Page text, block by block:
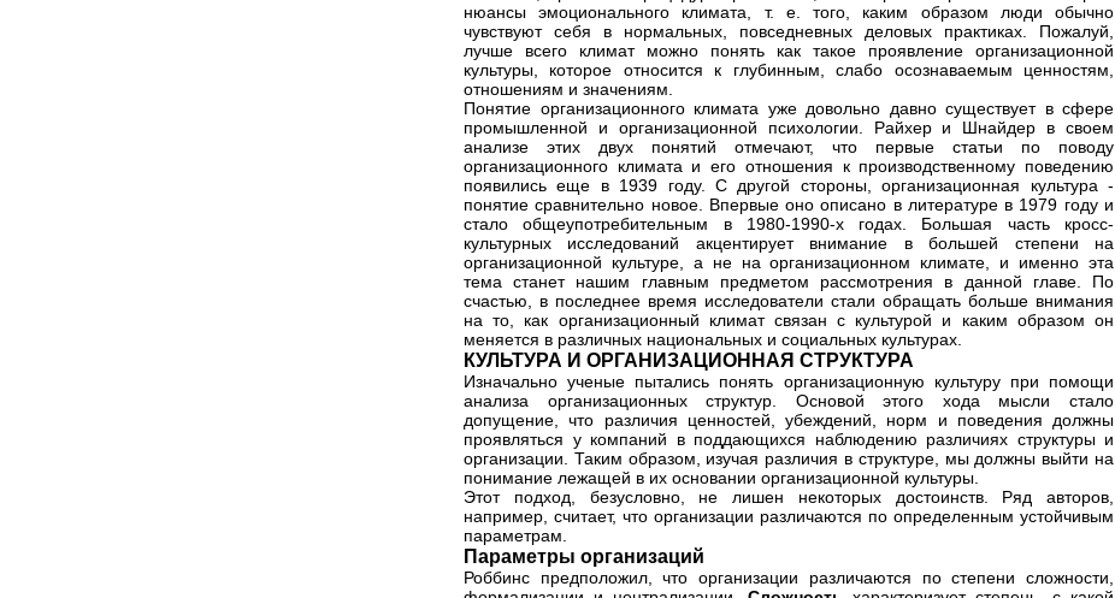
нюансы эмоционального климата, т. е. того, каким образом люди обычно
чувствуют себя в нормальных, повседневных деловых практиках. Пожалуй,
лучше всего климат можно понять как такое проявление организационной
культуры, которое относится к глубинным, слабо осознаваемым ценностям,
отношениям и значениям.
Понятие организационного климата уже довольно давно существует в сфере
промышленной и организационной психологии. Райхер и Шнайдер в своем
анализе этих двух понятий отмечают, что первые статьи по поводу
организационного климата и его отношения к производственному поведению
появились еще в 1939 году. С другой стороны, организационная культура -
понятие сравнительно новое. Впервые оно описано в литературе в 1979 году и
стало общеупотребительным в 1980-1990-х годах. Большая часть кросс-
культурных исследований акцентирует внимание в большей степени на
организационной культуре, а не на организационном климате, и именно эта
тема станет нашим главным предметом рассмотрения в данной главе. По
счастью, в последнее время исследователи стали обращать больше внимания
на то, как организационный климат связан с культурой и каким образом он
меняется в различных национальных и социальных культурах.
КУЛЬТУРА И ОРГАНИЗАЦИОННАЯ СТРУКТУРА
Изначально ученые пытались понять организационную культуру при помощи
анализа организационных структур. Основой этого хода мысли стало
допущение, что различия ценностей, убеждений, норм и поведения должны
проявляться у компаний в поддающихся наблюдению различиях структуры и
организации. Таким образом, изучая различия в структуре, мы должны выйти на
понимание лежащей в их основании организационной культуры.
Этот подход, безусловно, не лишен некоторых достоинств. Ряд авторов,
например, считает, что организации различаются по определенным устойчивым
параметрам.
Параметры организаций
Роббинс предположил, что организации различаются по степени сложности,